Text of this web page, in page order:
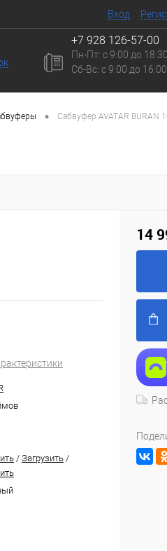
Вход
+7 928 126-57-00
Пн-Пт: с 9:00 до 18:30
Сб-Вc: с 9:00 до 16:00
• Сабвуфер AVATAR BURAN
/ Загрузить /
14